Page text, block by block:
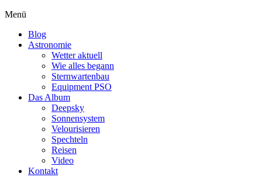
Menü
Blog
Astronomie
Wetter aktuell
Wie alles begann
Sternwartenbau
Equipment PSO
Das Album
Deepsky
Sonnensystem
Velourisieren
Spechteln
Reisen
Video
Kontakt